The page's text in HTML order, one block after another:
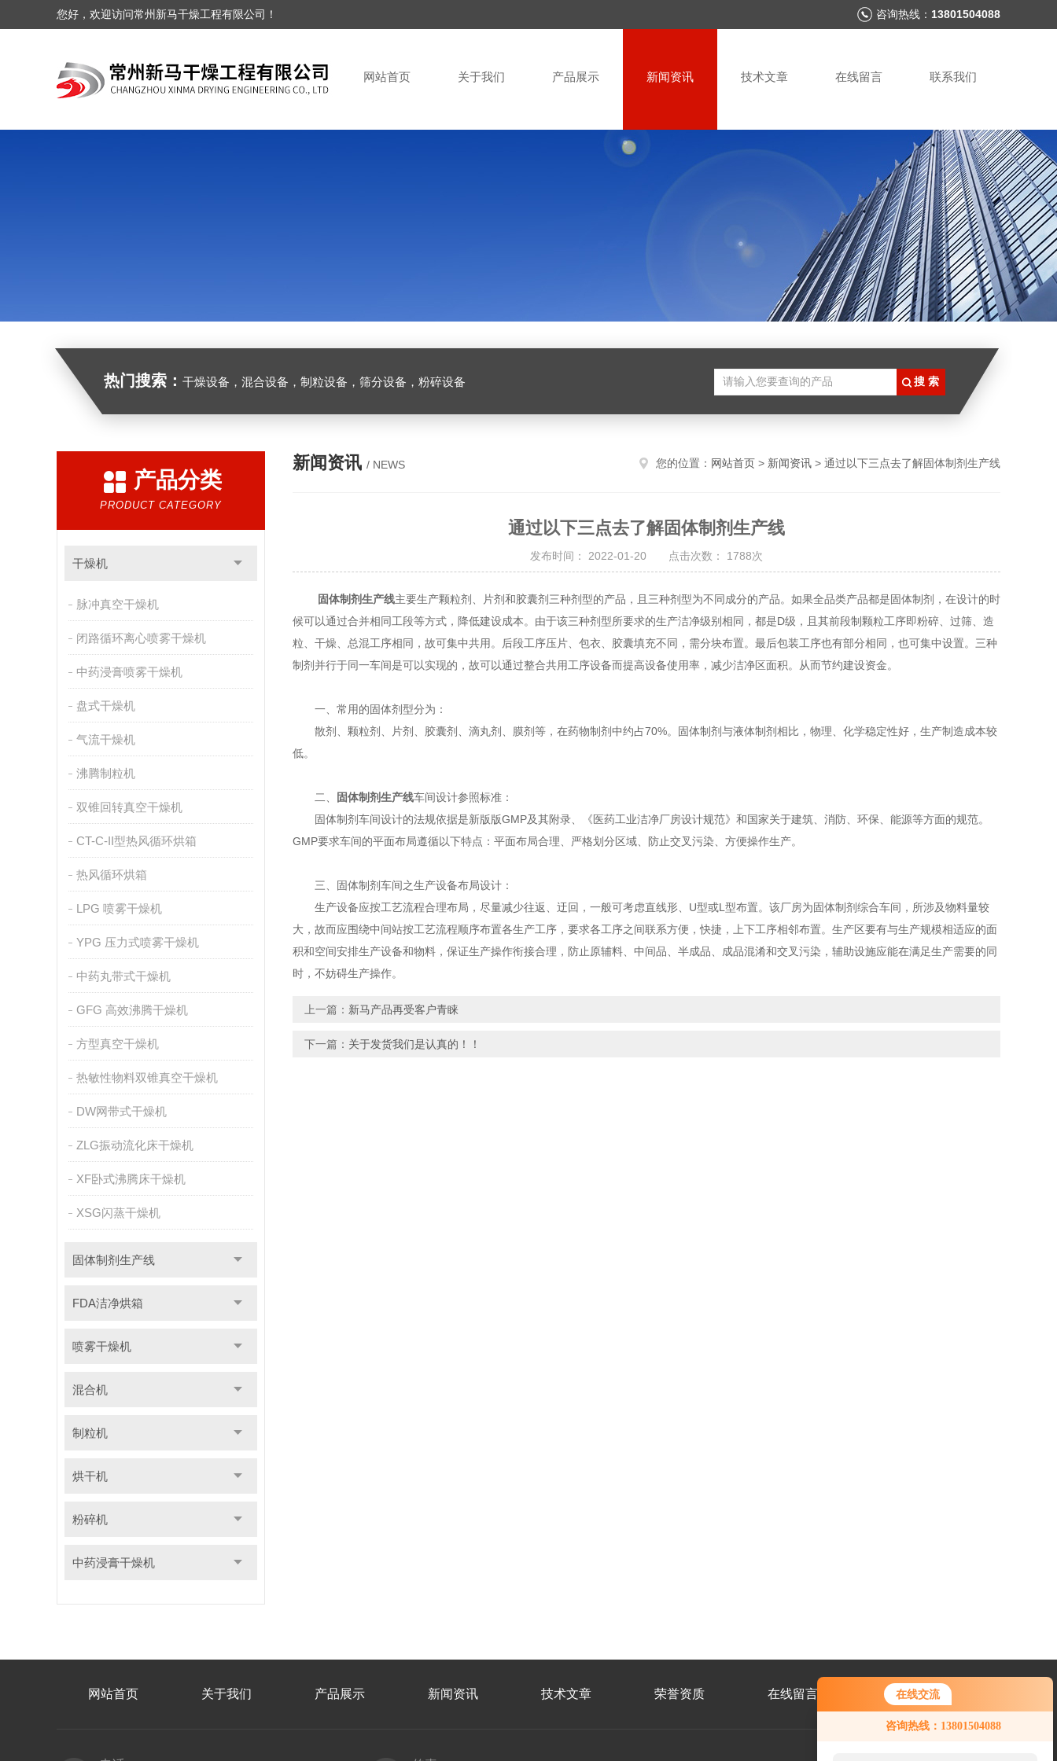
在线交流
咨询热线：13801504088
您好，欢迎访问常州新马干燥工程有限公司！ 咨询热线： 13801504088
网站首页 关于我们 产品展示 新闻资讯 技术文章 在线留言 联系我们
热门搜索： 干燥设备，混合设备，制粒设备，筛分设备，粉碎设备
产品分类
PRODUCT CATEGORY
干燥机
脉冲真空干燥机
闭路循环离心喷雾干燥机
中药浸膏喷雾干燥机
盘式干燥机
气流干燥机
沸腾制粒机
双锥回转真空干燥机
CT-C-II型热风循环烘箱
热风循环烘箱
LPG 喷雾干燥机
YPG 压力式喷雾干燥机
中药丸带式干燥机
GFG 高效沸腾干燥机
方型真空干燥机
热敏性物料双锥真空干燥机
DW网带式干燥机
ZLG振动流化床干燥机
XF卧式沸腾床干燥机
XSG闪蒸干燥机
固体制剂生产线
FDA洁净烘箱
喷雾干燥机
混合机
制粒机
烘干机
粉碎机
中药浸膏干燥机
新闻资讯 / NEWS 您的位置： 网站首页 > 新闻资讯 > 通过以下三点去了解固体制剂生产线
通过以下三点去了解固体制剂生产线
发布时间： 2022-01-20 点击次数： 1788次
固体制剂生产线主要生产颗粒剂、片剂和胶囊剂三种剂型的产品，且三种剂型为不同成分的产品。如果全品类产品都是固体制剂，在设计的时
候可以通过合并相同工段等方式，降低建设成本。由于该三种剂型所要求的生产洁净级别相同，都是D级，且其前段制颗粒工序即粉碎、过筛、造
粒、干燥、总混工序相同，故可集中共用。后段工序压片、包衣、胶囊填充不同，需分块布置。最后包装工序也有部分相同，也可集中设置。三种
制剂并行于同一车间是可以实现的，故可以通过整合共用工序设备而提高设备使用率，减少洁净区面积。从而节约建设资金。
一、常用的固体剂型分为：
散剂、颗粒剂、片剂、胶囊剂、滴丸剂、膜剂等，在药物制剂中约占70%。固体制剂与液体制剂相比，物理、化学稳定性好，生产制造成本较
低。
二、 固体制剂生产线车间设计参照标准：
固体制剂车间设计的法规依据是新版版GMP及其附录、《医药工业洁净厂房设计规范》和国家关于建筑、消防、环保、能源等方面的规范。
GMP要求车间的平面布局遵循以下特点：平面布局合理、严格划分区域、防止交叉污染、方便操作生产。
三、固体制剂车间之生产设备布局设计：
生产设备应按工艺流程合理布局，尽量减少往返、迂回，一般可考虑直线形、U型或L型布置。该厂房为固体制剂综合车间，所涉及物料量较
大，故而应围绕中间站按工艺流程顺序布置各生产工序，要求各工序之间联系方便，快捷，上下工序相邻布置。生产区要有与生产规模相适应的面
积和空间安排生产设备和物料，保证生产操作衔接合理，防止原辅料、中间品、半成品、成品混淆和交叉污染，辅助设施应能在满足生产需要的同
时，不妨碍生产操作。
上一篇： 新马产品再受客户青睐
下一篇： 关于发货我们是认真的！！
网站首页 关于我们 产品展示 新闻资讯 技术文章 荣誉资质 在线留言 联系我们